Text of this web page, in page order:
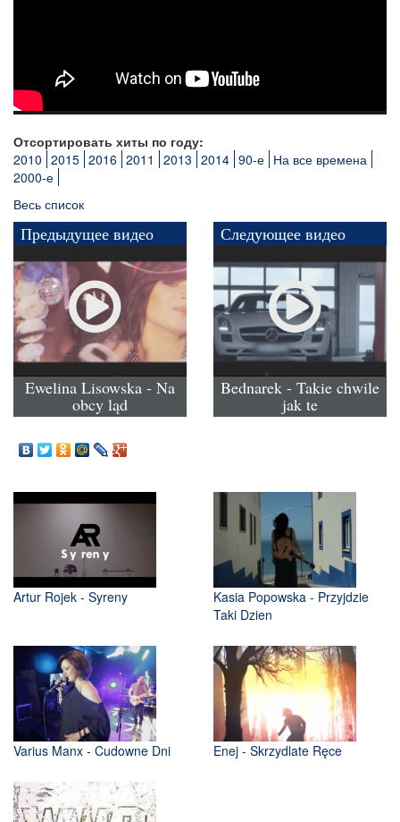
Отсортировать хиты по году:
2010 2015 2016 2011 2013 2014 90-е На все времена
2000-е
Весь список
Предыдущее видео
Ewelina Lisowska - Na
obcy ląd
Следующее видео
Bednarek - Takie chwile
jak te
Artur Rojek - Syreny
Kasia Popowska - Przyjdzie
Taki Dzien
Varius Manx - Cudowne Dni Enej - Skrzydlate Ręce